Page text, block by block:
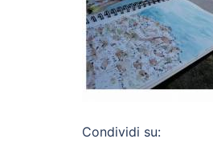
Condividi su: